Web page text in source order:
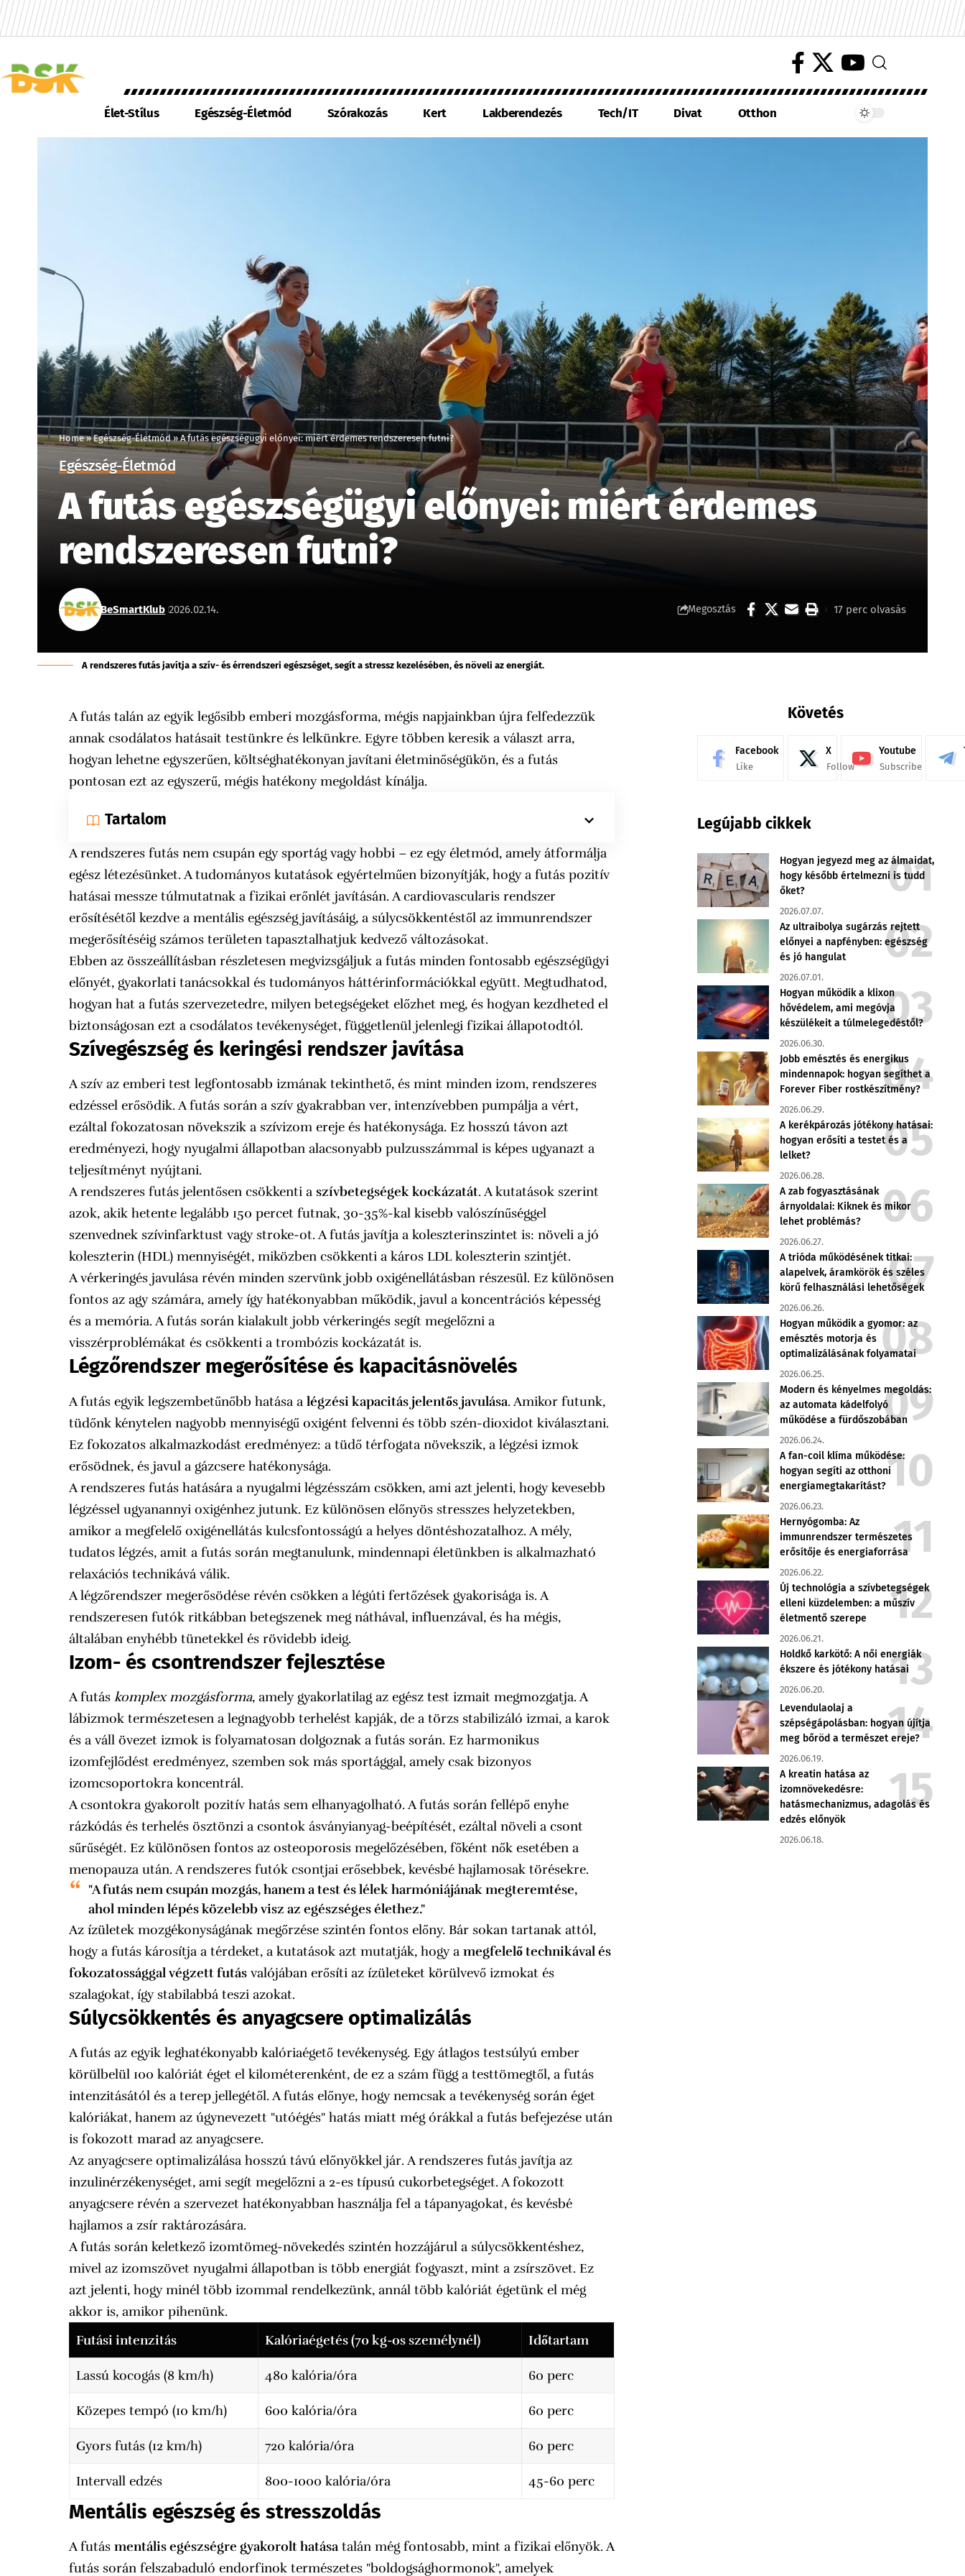
Élet-Stílus Egészség-Életmód Szórakozás Kert Lakberendezés Tech/IT Divat Otthon
Home»Egészség-Életmód»A futás egészségügyi előnyei: miért érdemes rendszeresen futni?
Egészség-Életmód
A futás egészségügyi előnyei: miért érdemes
rendszeresen futni?
BeSmartKlub 2026.02.14. Megosztás 17 perc olvasás
A rendszeres futás javítja a szív- és érrendszeri egészséget, segít a stressz kezelésében, és növeli az energiát.
A futás talán az egyik legősibb emberi mozgásforma, mégis napjainkban újra felfedezzük
annak csodálatos hatásait testünkre és lelkünkre. Egyre többen keresik a választ arra,
hogyan lehetne egyszerűen, költséghatékonyan javítani életminőségükön, és a futás
pontosan ezt az egyszerű, mégis hatékony megoldást kínálja.
Tartalom
A rendszeres futás nem csupán egy sportág vagy hobbi – ez egy életmód, amely átformálja
egész létezésünket. A tudományos kutatások egyértelműen bizonyítják, hogy a futás pozitív
hatásai messze túlmutatnak a fizikai erőnlét javításán. A cardiovascularis rendszer
erősítésétől kezdve a mentális egészség javításáig, a súlycsökkentéstől az immunrendszer
megerősítéséig számos területen tapasztalhatjuk kedvező változásokat.
Ebben az összeállításban részletesen megvizsgáljuk a futás minden fontosabb egészségügyi
előnyét, gyakorlati tanácsokkal és tudományos háttérinformációkkal együtt. Megtudhatod,
hogyan hat a futás szervezetedre, milyen betegségeket előzhet meg, és hogyan kezdheted el
biztonságosan ezt a csodálatos tevékenységet, függetlenül jelenlegi fizikai állapotodtól.
Szívegészség és keringési rendszer javítása
A szív az emberi test legfontosabb izmának tekinthető, és mint minden izom, rendszeres
edzéssel erősödik. A futás során a szív gyakrabban ver, intenzívebben pumpálja a vért,
ezáltal fokozatosan növekszik a szívizom ereje és hatékonysága. Ez hosszú távon azt
eredményezi, hogy nyugalmi állapotban alacsonyabb pulzusszámmal is képes ugyanazt a
teljesítményt nyújtani.
A rendszeres futás jelentősen csökkenti aszívbetegségek kockázatát. A kutatások szerint
azok, akik hetente legalább 150 percet futnak, 30-35%-kal kisebb valószínűséggel
szenvednek szívinfarktust vagy stroke-ot. A futás javítja a koleszterinszintet is: növeli a jó
koleszterin (HDL) mennyiségét, miközben csökkenti a káros LDL koleszterin szintjét.
A vérkeringés javulása révén minden szervünk jobb oxigénellátásban részesül. Ez különösen
fontos az agy számára, amely így hatékonyabban működik, javul a koncentrációs képesség
és a memória. A futás során kialakult jobb vérkeringés segít megelőzni a
visszérproblémákat és csökkenti a trombózis kockázatát is.
Légzőrendszer megerősítése és kapacitásnövelés
A futás egyik legszembetűnőbb hatása alégzési kapacitás jelentős javulása. Amikor futunk,
tüdőnk kénytelen nagyobb mennyiségű oxigént felvenni és több szén-dioxidot kiválasztani.
Ez fokozatos alkalmazkodást eredményez: a tüdő térfogata növekszik, a légzési izmok
erősödnek, és javul a gázcsere hatékonysága.
A rendszeres futás hatására a nyugalmi légzésszám csökken, ami azt jelenti, hogy kevesebb
légzéssel ugyanannyi oxigénhez jutunk. Ez különösen előnyös stresszes helyzetekben,
amikor a megfelelő oxigénellátás kulcsfontosságú a helyes döntéshozatalhoz. A mély,
tudatos légzés, amit a futás során megtanulunk, mindennapi életünkben is alkalmazható
relaxációs technikává válik.
A légzőrendszer megerősödése révén csökken a légúti fertőzések gyakorisága is. A
rendszeresen futók ritkábban betegszenek meg náthával, influenzával, és ha mégis,
általában enyhébb tünetekkel és rövidebb ideig.
Izom- és csontrendszer fejlesztése
A futáskomplex mozgásforma, amely gyakorlatilag az egész test izmait megmozgatja. A
lábizmok természetesen a legnagyobb terhelést kapják, de a törzs stabilizáló izmai, a karok
és a váll övezet izmok is folyamatosan dolgoznak a futás során. Ez harmonikus
izomfejlődést eredményez, szemben sok más sportággal, amely csak bizonyos
izomcsoportokra koncentrál.
A csontokra gyakorolt pozitív hatás sem elhanyagolható. A futás során fellépő enyhe
rázkódás és terhelés ösztönzi a csontok ásványianyag-beépítését, ezáltal növeli a csont
sűrűségét. Ez különösen fontos az osteoporosis megelőzésében, főként nők esetében a
menopauza után. A rendszeres futók csontjai erősebbek, kevésbé hajlamosak törésekre.
"A futás nem csupán mozgás, hanem a test és lélek harmóniájának megteremtése,
ahol minden lépés közelebb visz az egészséges élethez."
Az ízületek mozgékonyságának megőrzése szintén fontos előny. Bár sokan tartanak attól,
hogy a futás károsítja a térdeket, a kutatások azt mutatják, hogy amegfelelő technikával és
fokozatossággal végzett futás valójában erősíti az ízületeket körülvevő izmokat és
szalagokat, így stabilabbá teszi azokat.
Súlycsökkentés és anyagcsere optimalizálás
A futás az egyik leghatékonyabb kalóriaégető tevékenység. Egy átlagos testsúlyú ember
körülbelül 100 kalóriát éget el kilométerenként, de ez a szám függ a testtömegtől, a futás
intenzitásától és a terep jellegétől. A futás előnye, hogy nemcsak a tevékenység során éget
kalóriákat, hanem az úgynevezett "utóégés" hatás miatt még órákkal a futás befejezése után
is fokozott marad az anyagcsere.
Az anyagcsere optimalizálása hosszú távú előnyökkel jár. A rendszeres futás javítja az
inzulinérzékenységet, ami segít megelőzni a 2-es típusú cukorbetegséget. A fokozott
anyagcsere révén a szervezet hatékonyabban használja fel a tápanyagokat, és kevésbé
hajlamos a zsír raktározására.
A futás során keletkező izomtömeg-növekedés szintén hozzájárul a súlycsökkentéshez,
mivel az izomszövet nyugalmi állapotban is több energiát fogyaszt, mint a zsírszövet. Ez
azt jelenti, hogy minél több izommal rendelkezünk, annál több kalóriát égetünk el még
akkor is, amikor pihenünk.
Futási intenzitás
Kalóriaégetés (70 kg-os személynél) Időtartam
Lassú kocogás (8 km/h) 480 kalória/óra 60 perc
Közepes tempó (10 km/h) 600 kalória/óra 60 perc
Gyors futás (12 km/h) 720 kalória/óra 60 perc
Intervall edzés 800-1000 kalória/óra 45-60 perc
Mentális egészség és stresszoldás
A futásmentális egészségre gyakorolt hatásatalán még fontosabb, mint a fizikai előnyök. A
futás során felszabaduló endorfinok természetes "boldogsághormonok", amelyek
Követés
Facebook
Like
X
Follow
Youtube
Subscribe
Legújabb cikkek
Hogyan jegyezd meg az álmaidat,
hogy később értelmezni is tudd
őket?
2026.07.07.
Az ultraibolya sugárzás rejtett
előnyei a napfényben: egészség
és jó hangulat
2026.07.01.
Hogyan működik a klixon
hővédelem, ami megóvja
készülékeit a túlmelegedéstől?
2026.06.30.
Jobb emésztés és energikus
mindennapok: hogyan segíthet a
Forever Fiber rostkészítmény?
2026.06.29.
A kerékpározás jótékony hatásai:
hogyan erősíti a testet és a
lelket?
2026.06.28.
A zab fogyasztásának
árnyoldalai: Kiknek és mikor
lehet problémás?
2026.06.27.
A trióda működésének titkai:
alapelvek, áramkörök és széles
körű felhasználási lehetőségek
2026.06.26.
Hogyan működik a gyomor: az
emésztés motorja és
optimalizálásának folyamatai
2026.06.25.
Modern és kényelmes megoldás:
az automata kádelfolyó
működése a fürdőszobában
2026.06.24.
A fan-coil klíma működése:
hogyan segíti az otthoni
energiamegtakarítást?
2026.06.23.
Hernyógomba: Az
immunrendszer természetes
erősítője és energiaforrása
2026.06.22.
Új technológia a szívbetegségek
elleni küzdelemben: a műszív
életmentő szerepe
2026.06.21.
Holdkő karkötő: A női energiák
ékszere és jótékony hatásai
2026.06.20.
Levendulaolaj a
szépségápolásban: hogyan újítja
meg bőröd a természet ereje?
2026.06.19.
A kreatin hatása az
izomnövekedésre:
hatásmechanizmus, adagolás és
edzés előnyök
2026.06.18.